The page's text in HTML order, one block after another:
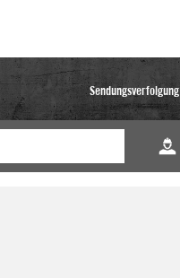
Sendungsverfolgung